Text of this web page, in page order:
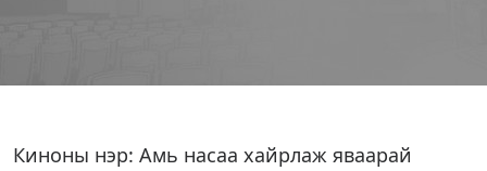
Киноны нэр: Амь насаа хайрлаж яваарай